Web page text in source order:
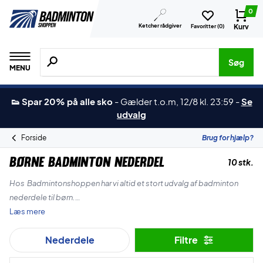
Ketcher rådgiver Favoritter (0)
0
Kurv
MENU
Søg efter produkter, mærker etc.
Søg
👟 Spar 20% på alle sko - Gælder t.o.m, 12/8 kl. 23:59 -Se
udvalg
Forside Brug for hjælp?
Børne Badminton Nederdel 10 stk.
Hos Badmintonshoppen har vi altid et stort udvalg af badminton
nederdele til børn.
altid de nyeste varer på lager, samt vores bestsellers.
Læs mere
Nederdele Filtre